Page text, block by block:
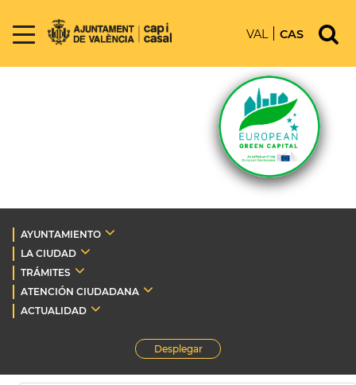
VAL CAS
AYUNTAMIENTO
LA CIUDAD
TRÁMITES
ATENCIÓN CIUDADANA
ACTUALIDAD
Desplegar